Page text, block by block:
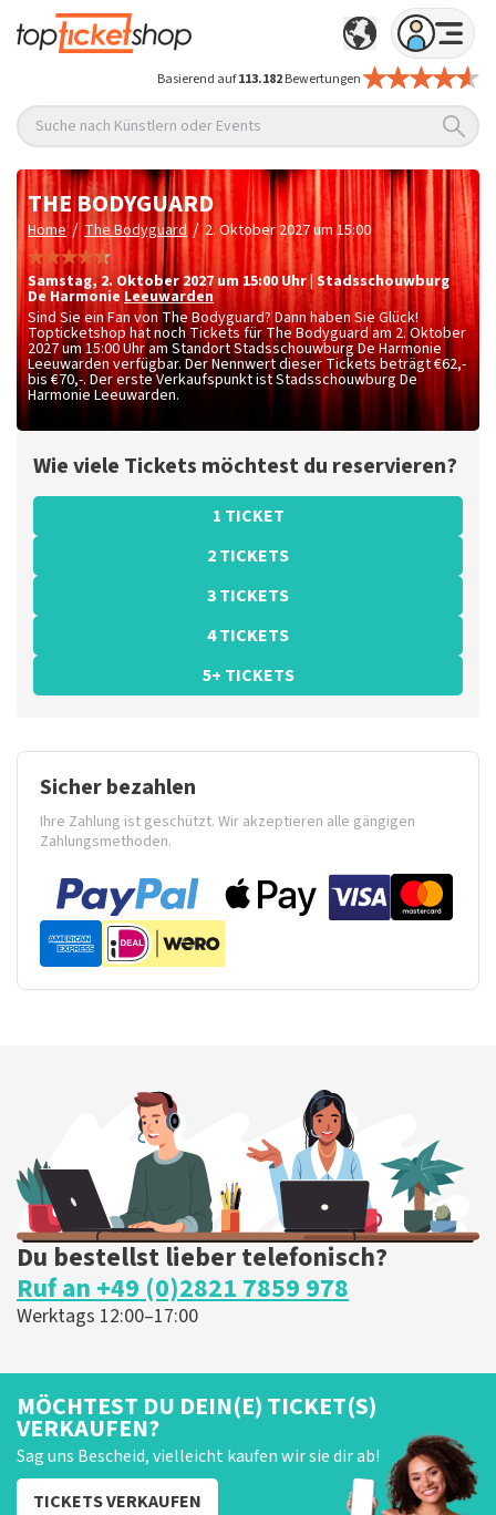
Basierend auf113.182Bewertungen
Suche nach Künstlern oder Events
THE BODYGUARD
Home / The Bodyguard / 2. Oktober 2027 um 15:00
Samstag, 2. Oktober 2027 um 15:00Uhr Stadsschouwburg
De Harmonie Leeuwarden
Sind Sie ein Fan von The Bodyguard? Dann haben Sie Glück!
Topticketshop hat noch Tickets für The Bodyguard am 2. Oktober
2027 um 15:00 Uhr am Standort Stadsschouwburg De Harmonie
Leeuwarden verfügbar. Der Nennwert dieser Tickets beträgt€62,-
bis €70,-. Der erste Verkaufspunkt ist Stadsschouwburg De
Harmonie Leeuwarden.
Wie viele Tickets möchtest du reservieren?
1 TICKET
2 TICKETS
3 TICKETS
4 TICKETS
5+ TICKETS
Sicher bezahlen
Ihre Zahlung ist geschützt. Wir akzeptieren alle gängigen
Zahlungsmethoden.
Du bestellst lieber telefonisch?
Ruf an +49 (0)2821 7859 978
Werktags 12:00–17:00
MÖCHTEST DU DEIN(E) TICKET(S)
VERKAUFEN?
Sag uns Bescheid, vielleicht kaufen wir sie dir ab!
TICKETS VERKAUFEN